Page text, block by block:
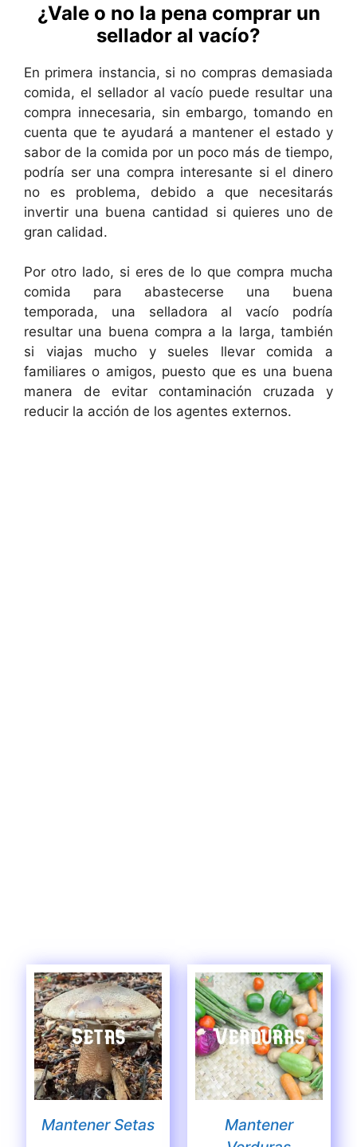
¿Vale o no la pena comprar un
sellador al vacío?
En primera instancia, si no compras demasiada
comida, el sellador al vacío puede resultar una
compra innecesaria, sin embargo, tomando en
cuenta que te ayudará a mantener el estado y
sabor de la comida por un poco más de tiempo,
podría ser una compra interesante si el dinero
no es problema, debido a que necesitarás
invertir una buena cantidad si quieres uno de
gran calidad.
Por otro lado, si eres de lo que compra mucha
comida para abastecerse una buena
temporada, una selladora al vacío podría
resultar una buena compra a la larga, también
si viajas mucho y sueles llevar comida a
familiares o amigos, puesto que es una buena
manera de evitar contaminación cruzada y
reducir la acción de los agentes externos.
Mantener Setas
Mantener